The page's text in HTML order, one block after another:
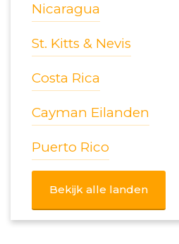
Nicaragua
St. Kitts & Nevis
Costa Rica
Cayman Eilanden
Puerto Rico
Bekijk alle landen